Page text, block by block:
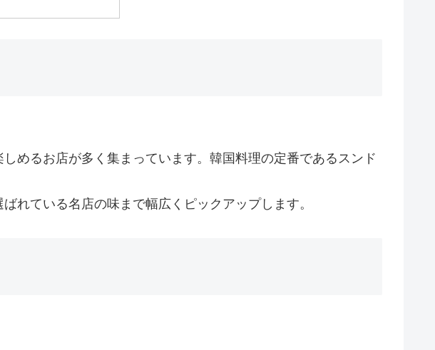
めるお店が多く集まっています。韓国料理の定番であるスンド
れている名店の味まで幅広くピックアップします。